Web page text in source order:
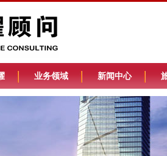
业务领域 新闻中心